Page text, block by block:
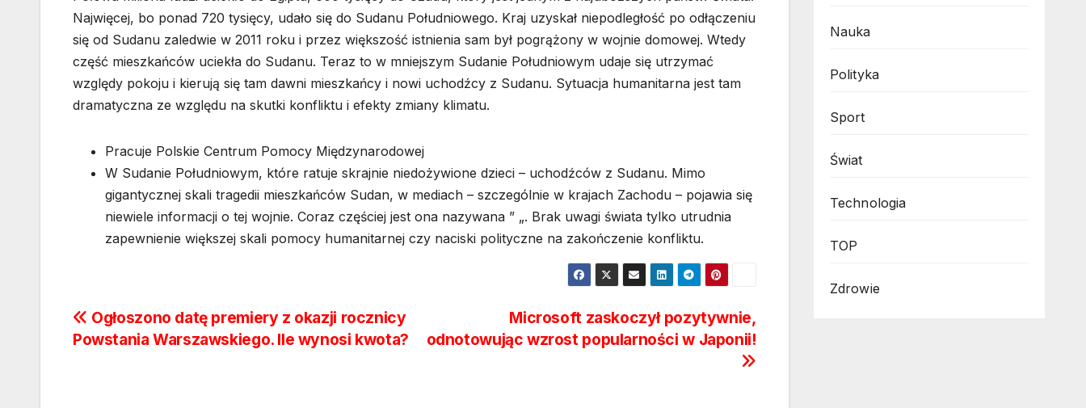
Najwięcej, bo ponad 720 tysięcy, udało się do Sudanu Południowego. Kraj uzyskał niepodległość po odłączeniu
się od Sudanu zaledwie w 2011 roku i przez większość istnienia sam był pogrążony w wojnie domowej. Wtedy
część mieszkańców uciekła do Sudanu. Teraz to w mniejszym Sudanie Południowym udaje się utrzymać
względy pokoju i kierują się tam dawni mieszkańcy i nowi uchodźcy z Sudanu. Sytuacja humanitarna jest tam
dramatyczna ze względu na skutki konfliktu i efekty zmiany klimatu.
Pracuje Polskie Centrum Pomocy Międzynarodowej
W Sudanie Południowym, które ratuje skrajnie niedożywione dzieci – uchodźców z Sudanu. Mimo
gigantycznej skali tragedii mieszkańców Sudan, w mediach – szczególnie w krajach Zachodu – pojawia się
niewiele informacji o tej wojnie. Coraz częściej jest ona nazywana ” „. Brak uwagi świata tylko utrudnia
zapewnienie większej skali pomocy humanitarnej czy naciski polityczne na zakończenie konfliktu.
Nawigacja
Microsoft zaskoczył pozytywnie,
odnotowując wzrost popularności w Japonii!
Ogłoszono datę premiery z okazji rocznicy
Powstania Warszawskiego. Ile wynosi kwota?
Nauka
Polityka
Sport
Świat
Technologia
TOP
Zdrowie